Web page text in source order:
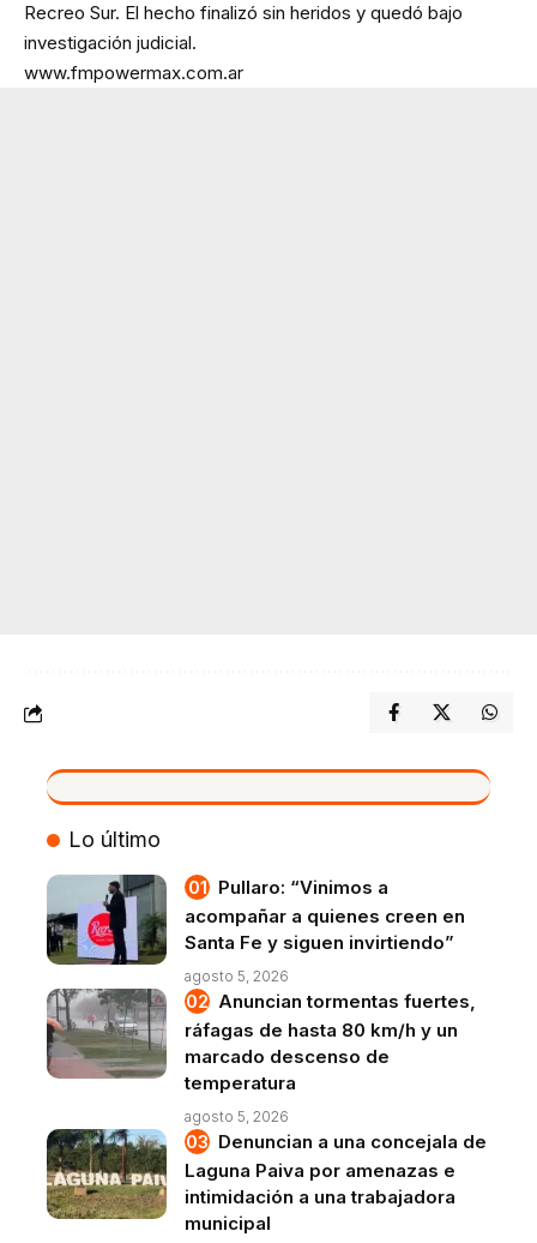
Recreo Sur. El hecho finalizó sin heridos y quedó bajo
investigación judicial.
www.fmpowermax.com.ar
VIVO
Lo último
Pullaro: “Vinimos a
acompañar a quienes creen en
Santa Fe y siguen invirtiendo”
agosto 5, 2026
Anuncian tormentas fuertes,
ráfagas de hasta 80 km/h y un
marcado descenso de
temperatura
agosto 5, 2026
Denuncian a una concejala de
Laguna Paiva por amenazas e
intimidación a una trabajadora
municipal